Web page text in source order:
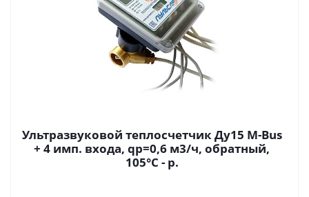
Ультразвуковой теплосчетчик Ду15 M-Bus
+ 4 имп. входа, qp=0,6 м3/ч, обратный,
105°C - р.